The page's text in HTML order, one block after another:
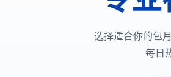
选择适合你的包
每日